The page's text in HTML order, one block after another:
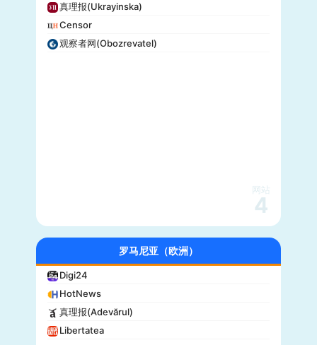
真理报(Ukrayinska)
Censor
观察者网(Obozrevatel)
网站
4
罗马尼亚（欧洲）
Digi24
HotNews
真理报(Adevărul)
Libertatea